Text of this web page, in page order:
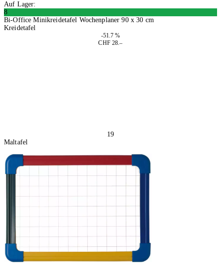
Auf Lager:
8
Bi-Office Minikreidetafel Wochenplaner 90 x 30 cm
Kreidetafel
-51.7 %
CHF 28.–
19
Maltafel